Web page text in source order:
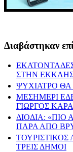
Διαβάστηκαν
ΣΤΗΝ
ΨΥΧΙΑΤΡΟ ΘΑ
ΜΕΣΗΜΕΡΙ
ΓΙΩΡΓΟΣ
ΔΙΟΔΙΑ:
ΠΑΡΑ ΑΠΟ
ΤΡΕΙΣ ΔΗΜΟΙ